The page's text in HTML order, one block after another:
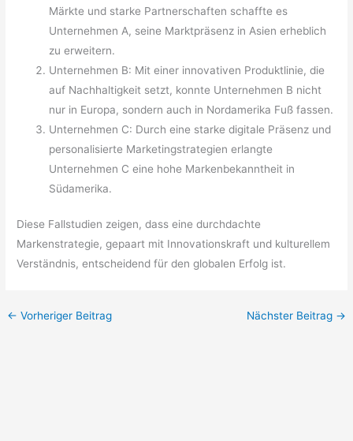
Märkte und starke Partnerschaften schaffte es
Unternehmen A, seine Marktpräsenz in Asien erheblich
zu erweitern.
Unternehmen B: Mit einer innovativen Produktlinie, die
auf Nachhaltigkeit setzt, konnte Unternehmen B nicht
nur in Europa, sondern auch in Nordamerika Fuß fassen.
Unternehmen C: Durch eine starke digitale Präsenz und
personalisierte Marketingstrategien erlangte
Unternehmen C eine hohe Markenbekanntheit in
Südamerika.
Diese Fallstudien zeigen, dass eine durchdachte
Markenstrategie, gepaart mit Innovationskraft und kulturellem
Verständnis, entscheidend für den globalen Erfolg ist.
← Vorheriger Beitrag Nächster Beitrag →